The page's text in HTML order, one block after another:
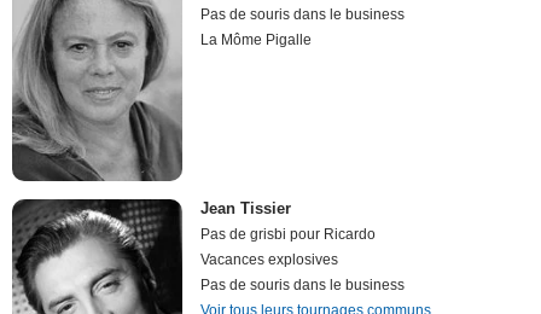
Pas de souris dans le business
La Môme Pigalle
Jean Tissier
Pas de grisbi pour Ricardo
Vacances explosives
Pas de souris dans le business